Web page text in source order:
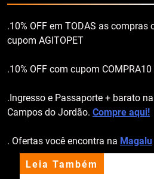
Leia Também
.10% OFF em TODAS as compras
cupom AGITOPET
.10% OFF com cupom COMPRA10
.Ingresso e Passaporte + barato na
Campos do Jordão. Compre aqui!
. Ofertas você encontra na Magalu
apoio